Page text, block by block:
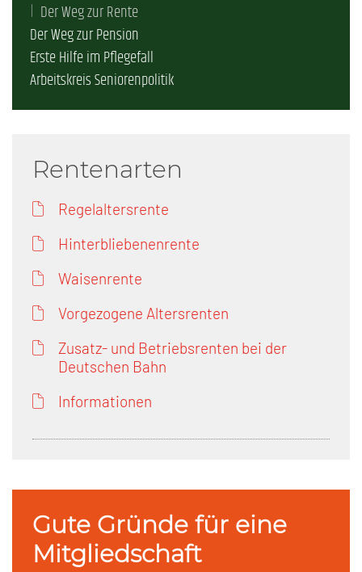
Der Weg zur Rente
Der Weg zur Pension
Erste Hilfe im Pflegefall
Arbeitskreis Seniorenpolitik
Rentenarten
Regelaltersrente
Hinterbliebenenrente
Waisenrente
Vorgezogene Altersrenten
Zusatz- und Betriebsrenten bei der
Deutschen Bahn
Informationen
Gute Gründe für eine
Mitgliedschaft